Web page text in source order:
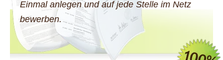
Einmal anlegen und auf jede Stelle im Netz
bewerben.